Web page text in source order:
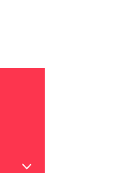
+